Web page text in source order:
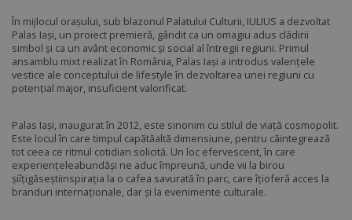
În mijlocul orașului, sub blazonul Palatului Culturii, IULIUS a dezvoltat
Palas Iași, un proiect premieră, gândit ca un omagiu adus clădirii
simbol și ca un avânt economic și social al întregii regiuni. Primul
ansamblu mixt realizat în România, Palas Iași a introdus valențele
vestice ale conceptului de lifestyle în dezvoltarea unei regiuni cu
potențial major, insuficient valorificat.
Palas Iași, inaugurat în 2012, este sinonim cu stilul de viață cosmopolit.
Este locul în care timpul capătăaltă dimensiune, pentru căintegrează
tot ceea ce ritmul cotidian solicită. Un loc efervescent, în care
experiențeleabundăși ne aduc împreună, unde vii la birou
șiîțigăseștiinspirația la o cafea savurată în parc, care îțioferă acces la
branduri internaționale, dar și la evenimente culturale.